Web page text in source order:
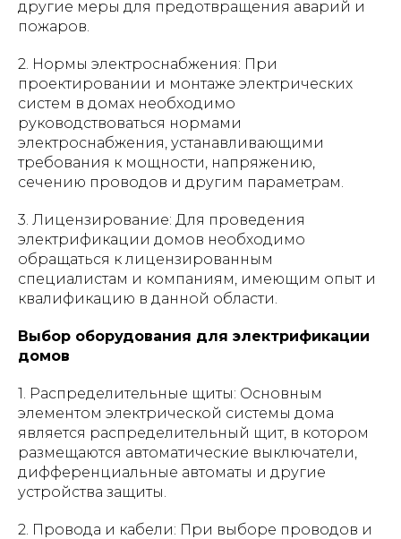
другие меры для предотвращения аварий и
пожаров.
2. Нормы электроснабжения: При
проектировании и монтаже электрических
систем в домах необходимо
руководствоваться нормами
электроснабжения, устанавливающими
требования к мощности, напряжению,
сечению проводов и другим параметрам.
3. Лицензирование: Для проведения
электрификации домов необходимо
обращаться к лицензированным
специалистам и компаниям, имеющим опыт и
квалификацию в данной области.
Выбор оборудования для электрификации
домов
1. Распределительные щиты: Основным
элементом электрической системы дома
является распределительный щит, в котором
размещаются автоматические выключатели,
дифференциальные автоматы и другие
устройства защиты.
2. Провода и кабели: При выборе проводов и